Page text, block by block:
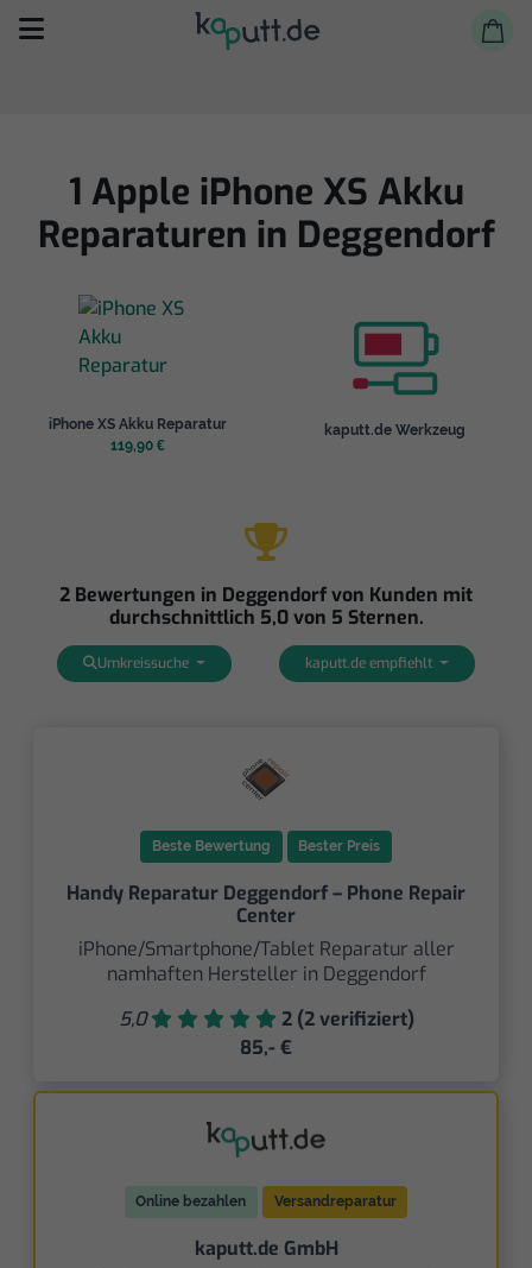
Selbst reparieren
Reparieren lassen
Shop
1 Apple iPhone XS Akku
Reparaturen in Deggendorf
iPhone XS Akku Reparatur
119,90 €
kaputt.de Werkzeug
2 Bewertungen in Deggendorf von Kunden mit
durchschnittlich 5,0 von 5 Sternen.
Umkreissuche kaputt.de empfiehlt
Beste Bewertung Bester Preis
Handy Reparatur Deggendorf – Phone Repair
Center
iPhone/Smartphone/Tablet Reparatur aller
namhaften Hersteller in Deggendorf
5,0
2 (2 verifiziert)
85,- €
Online bezahlen Versandreparatur
kaputt.de GmbH